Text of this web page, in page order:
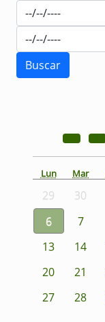
Lun Mar
29 30
6
7
13
14
20
21
27
28